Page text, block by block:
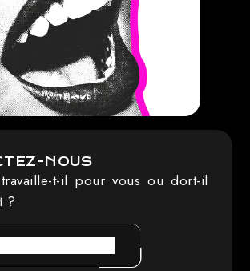
NOUS
t-il pour vous ou dort-il
?